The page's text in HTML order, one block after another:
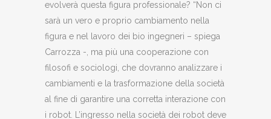
evolverà questa figura professionale? “Non ci
sarà un vero e proprio cambiamento nella
figura e nel lavoro dei bio ingegneri – spiega
Carrozza -, ma più una cooperazione con
filosofi e sociologi, che dovranno analizzare i
cambiamenti e la trasformazione della società
al fine di garantire una corretta interazione con
i robot. L’ingresso nella società dei robot deve